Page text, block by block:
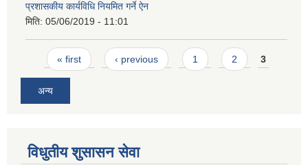
प्रशासकीय कार्यविधि नियमित गर्ने ऐन
मिति: 05/06/2019 - 11:01
Pages
« first ‹ previous 1 2 3
अन्य
विधुतीय शुसासन सेवा